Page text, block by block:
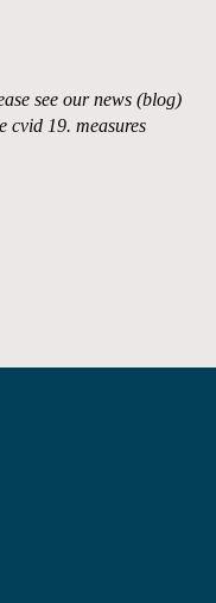
see our news (blog)
cvid 19. measures